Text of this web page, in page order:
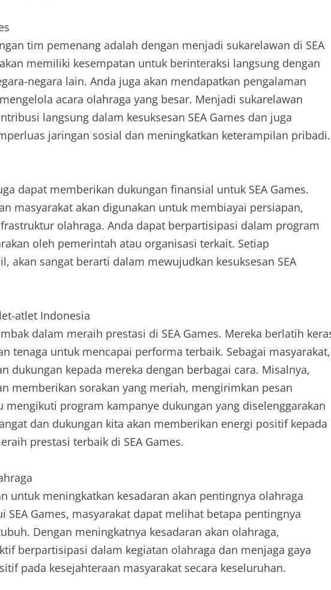
tim pemenang adalah dengan menjadi sukarelawan di SEA
memiliki kesempatan untuk berinteraksi langsung dengan
negara lain. Anda juga akan mendapatkan pengalaman
acara olahraga yang besar. Menjadi sukarelawan
langsung dalam kesuksesan SEA Games dan juga
jaringan sosial dan meningkatkan keterampilan pribadi.
dapat memberikan dukungan finansial untuk SEA Games.
masyarakat akan digunakan untuk membiayai persiapan,
olahraga. Anda dapat berpartisipasi dalam program
oleh pemerintah atau organisasi terkait. Setiap
akan sangat berarti dalam mewujudkan kesuksesan SEA
atlet Indonesia
dalam meraih prestasi di SEA Games. Mereka berlatih
tenaga untuk mencapai performa terbaik. Sebagai masyarakat,
dukungan kepada mereka dengan berbagai cara. Misalnya,
memberikan sorakan yang meriah, mengirimkan pesan
program kampanye dukungan yang diselenggarakan
dan dukungan kita akan memberikan energi positif kepada
prestasi terbaik di SEA Games.
untuk meningkatkan kesadaran akan pentingnya olahraga
Games, masyarakat dapat melihat betapa pentingnya
Dengan meningkatnya kesadaran akan olahraga,
berpartisipasi dalam kegiatan olahraga dan menjaga gaya
pada kesejahteraan masyarakat secara keseluruhan.